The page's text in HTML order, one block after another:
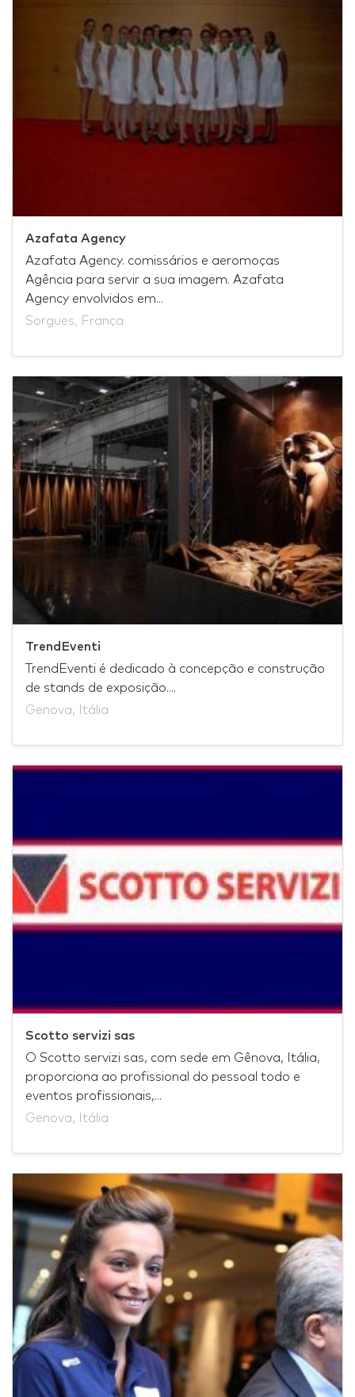
Azafata Agency
Azafata Agency. comissários e aeromoças
Agência para servir a sua imagem. Azafata
Agency envolvidos em...
Sorgues, França
TrendEventi
TrendEventi é dedicado à concepção e construção
de stands de exposição....
Genova, Itália
Scotto servizi sas
O Scotto servizi sas, com sede em Gênova, Itália,
proporciona ao profissional do pessoal todo e
eventos profissionais,...
Genova, Itália